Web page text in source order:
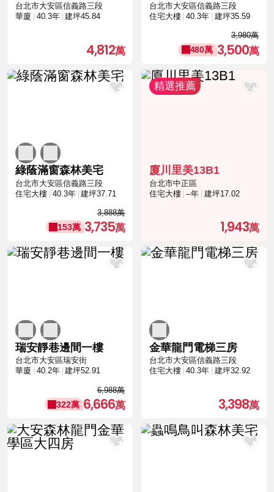
台北市大安區信義路三段
華廈
40.3年 建坪45.84
4,812
台北市大安區信義路三段
住宅大樓
40.3年 建坪35.59
3,980萬
480萬 3,500
綠蔭滿窗森林美宅
台北市大安區信義路三段
住宅大樓
40.3年 建坪37.71
3,888萬
153萬 3,735
廈川里美13B1
台北市中正區
住宅大樓
--年 建坪17.02
1,943
瑞安靜巷邊間一樓
台北市大安區瑞安街
華廈
40.2年 建坪52.91
6,988萬
322萬 6,666
金華龍門電梯三房
台北市大安區信義路三段
住宅大樓
40.3年 建坪32.92
3,398